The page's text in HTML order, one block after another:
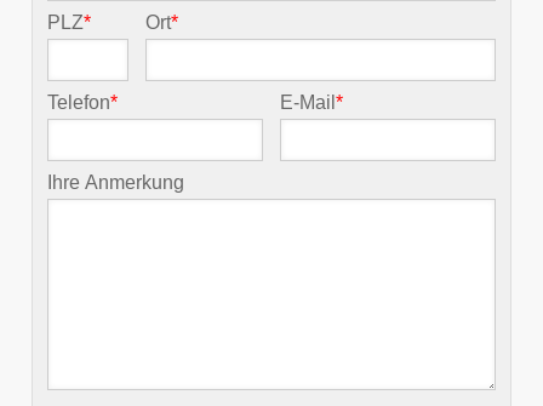
PLZ* Ort*
Telefon* E-Mail*
Ihre Anmerkung